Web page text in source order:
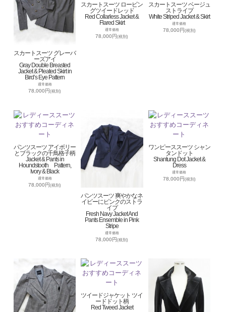
スカートスーツ グレーバ
ーズアイ
Gray Double Breasted
Jacket & Pleated Skirt in
Bird’s Eye Pattern
通常価格
78,000円(税別)
スカートスーツ ロービン
グツイードレッド
Red Collarless Jacket &
Flared Skirt
通常価格
78,000円(税別)
スカートスーツ ベージュ
ストライプ
White Striped Jacket & Skirt
通常価格
78,000円(税別)
パンツスーツ アイボリー
とブラックの千鳥格子柄
Jacket & Pants in
Houndstooth Pattern,
Ivory & Black
通常価格
78,000円(税別)
パンツスーツ 爽やかなネ
イビーにピンクのストラ
イプ
Fresh Navy Jacket And
Pants Ensemble in Pink
Stripe
通常価格
78,000円(税別)
ワンピーススーツ シャン
タンドット
Shantung Dot Jacket &
Dress
通常価格
78,000円(税別)
ツイードジャケット ツイ
ードドット柄
Red Tweed Jacket